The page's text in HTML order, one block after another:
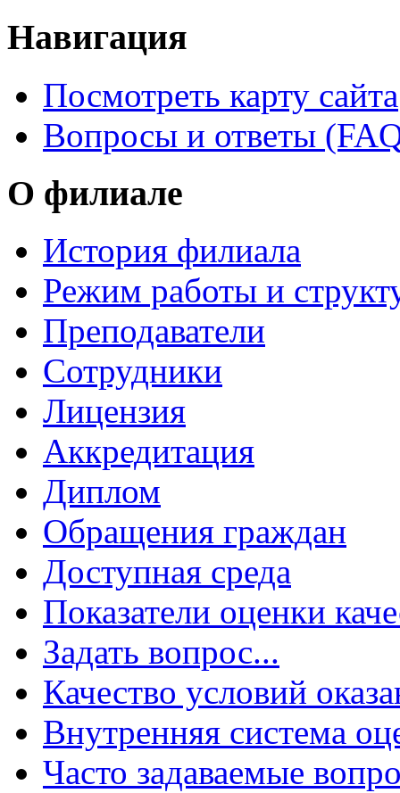
Навигация
Посмотреть карту сайта
Вопросы и ответы
О филиале
История филиала
Режим работы и
Преподаватели
Сотрудники
Лицензия
Аккредитация
Диплом
Обращения граждан
Доступная среда
Показатели оценки
Задать вопрос...
Качество условий
Внутренняя система
Часто задаваемые